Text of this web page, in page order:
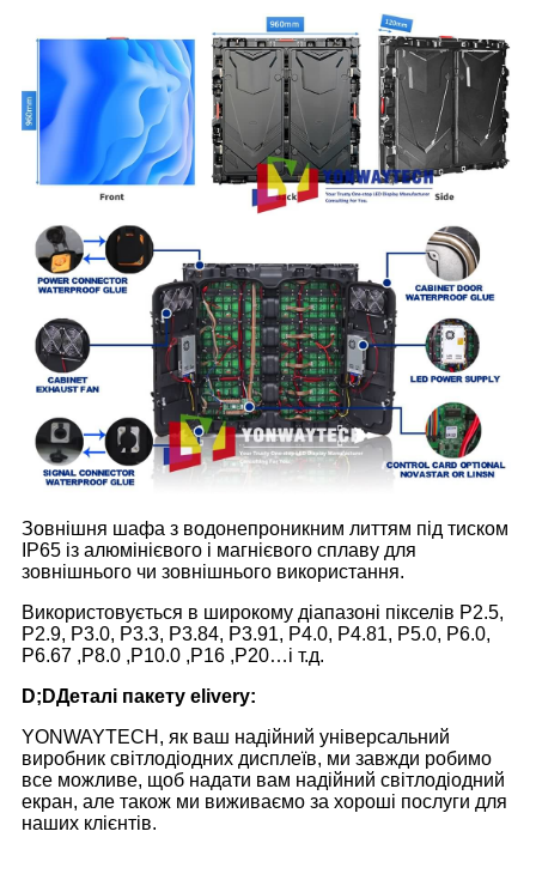
Зовнішня шафа з водонепроникним литтям під тиском
IP65 із алюмінієвого і магнієвого сплаву для
зовнішнього чи зовнішнього використання.
Використовується в широкому діапазоні пікселів P2.5,
P2.9, P3.0, P3.3, P3.84, P3.91, P4.0, P4.81, P5.0, P6.0,
P6.67 ,P8.0 ,P10.0 ,P16 ,P20…і т.д.
D; DДеталі пакету elivery:
YONWAYTECH, як ваш надійний універсальний
виробник світлодіодних дисплеїв, ми завжди робимо
все можливе, щоб надати вам надійний світлодіодний
екран, але також ми виживаємо за хороші послуги для
наших клієнтів.